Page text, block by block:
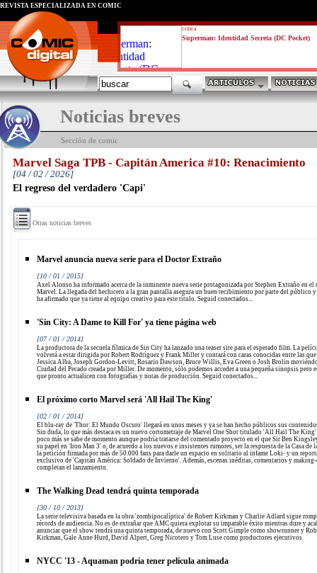
critica
Superman: Identidad Secreta (DC Pocket)
REVISTA ESPECIALIZADA EN CÓMIC
Noticias breves
Sección de comic
Marvel Saga TPB - Capitán America #10: Renacimiento
[04 / 02 / 2026]
El regreso del verdadero 'Capi'
Otras noticias breves
Marvel anuncia nueva serie para el Doctor Extraño
[10 / 01 / 2015]
Axel Alonso ha informado acerca de la inminente nueva serie protagonizada por Stephen Extraño en el
Marvel. La llegada del hechicero a la gran pantalla asegura un buen recibimiento por parte del público
ha afirmado que ya tiene al equipo creativo para este título. Seguid conectados...
'Sin City: A Dame to Kill For' ya tiene página web
[07 / 01 / 2014]
La productora de la secuela fílmica de Sin City ha lanzado una teaser site para el esperado film. La
volverá a estar dirigida por Robert Rodríguez y Frank Miller y contará con caras conocidas entre las que
Jessica Alba, Joseph Gordon-Levitt, Rosario Dawson, Bruce Willis, Eva Green o Josh Brolin
Ciudad del Pecado creada por Miller. De momento, sólo podemos acceder a una pequeña sinopsis pero
que pronto actualicen con fotografías y notas de producción. Seguid conectados...
El próximo corto Marvel será 'All Hail The King'
[02 / 01 / 2014]
El blu-ray de 'Thor: El Mundo Oscuro' llegará en unos meses y ya se han hecho públicos sus
Sin duda, lo que más destaca es un nuevo cortometraje de Marvel One Shot titulado 'All Hail The
poco más se sabe de momento aunque podría tratarse del comentado proyecto en el que Sir Ben
su papel en 'Iron Man 3' o, de acuerdo a los nuevos e insistentes rumores, ser la respuesta de la Casa de
la petición firmada por más de 50.000 fans para darle un espacio en solitario al infame Loki- y un
exclusivo de 'Capitán América: Soldado de Invierno'. Además, escenas inéditas, comentarios y
completan el lanzamiento.
The Walking Dead tendrá quinta temporada
[30 / 10 / 2013]
La serie televisiva basada en la obra 'zombipocalíptica' de Robert Kirkman y Charlie Adlard sigue
récords de audiencia. No es de extrañar que AMC quiera explotar su imparable éxito mientras dure y
anunciar que el show tendrá una quinta temporada, de nuevo con Scott Gimple como showrunner y
Kirkman, Gale Anne Hurd, David Alpert, Greg Nicotero y Tom Luse como productores ejecutivos
NYCC '13 - Aquaman podría tener película animada